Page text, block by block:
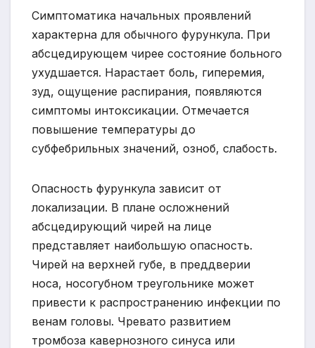
Симптоматика начальных проявлений
характерна для обычного фурункула. При
абсцедирующем чирее состояние больного
ухудшается. Нарастает боль, гиперемия,
зуд, ощущение распирания, появляются
симптомы интоксикации. Отмечается
повышение температуры до
субфебрильных значений, озноб, слабость.
Опасность фурункула зависит от
локализации. В плане осложнений
абсцедирующий чирей на лице
представляет наибольшую опасность.
Чирей на верхней губе, в преддверии
носа, носогубном треугольнике может
привести к распространению инфекции по
венам головы. Чревато развитием
тромбоза кавернозного синуса или